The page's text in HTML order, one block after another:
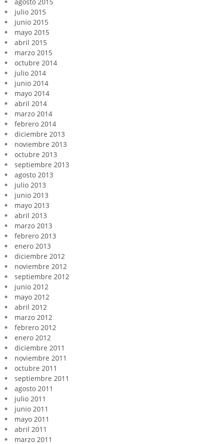
julio 2015
junio 2015
mayo 2015
abril 2015
marzo 2015
octubre 2014
julio 2014
junio 2014
mayo 2014
abril 2014
marzo 2014
febrero 2014
diciembre 2013
noviembre 2013
octubre 2013
septiembre 2013
agosto 2013
julio 2013
junio 2013
mayo 2013
abril 2013
marzo 2013
febrero 2013
enero 2013
diciembre 2012
noviembre 2012
septiembre 2012
junio 2012
mayo 2012
abril 2012
marzo 2012
febrero 2012
enero 2012
diciembre 2011
noviembre 2011
octubre 2011
septiembre 2011
agosto 2011
julio 2011
junio 2011
mayo 2011
abril 2011
marzo 2011